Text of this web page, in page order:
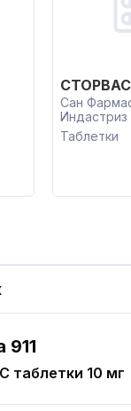
СТОРВАС
Сан
Таблетки
911
таблетки 10 мг